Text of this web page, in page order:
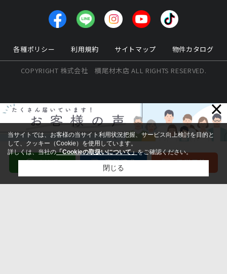
各種ポリシー 利用規約 サイトマップ 物件カタログ
COPYRIGHT 株式会社 横尾材木店 ALL RIGHTS RESERVED.
×
当サイトでは、お客様の当サイト利用状況把握、サービス向上検討を目的と
して、クッキー（Cookie）を使用しています。
詳しくは、当社の「Cookieの取扱いについて」をご確認ください。
閉じる